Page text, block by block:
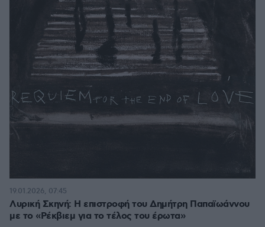
Λυρική Σκηνή: Η επιστροφή του Δημήτρη Παπαϊωάννου
με το «Ρέκβιεμ για το τέλος του έρωτα»
19.01.2026, 07:45